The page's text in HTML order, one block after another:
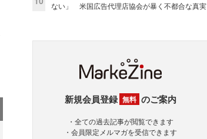
ない」 米国広告代理店協会が暴く不都合な真実
新規会員登録 無料 のご案内
・全ての過去記事が閲覧できます
・会員限定メルマガを受信できます